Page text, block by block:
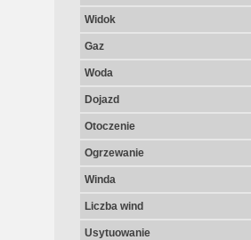
Widok
Gaz
Woda
Dojazd
Otoczenie
Ogrzewanie
Winda
Liczba wind
Usytuowanie